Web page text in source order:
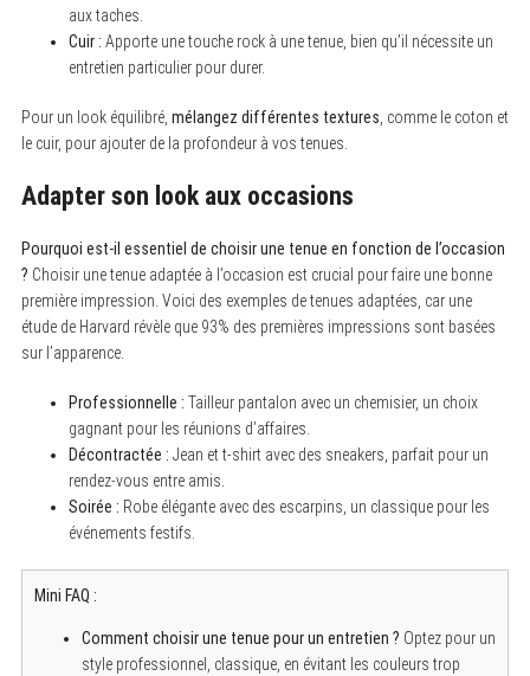
aux taches.
Cuir : Apporte une touche rock à une tenue, bien qu’il nécessite un
entretien particulier pour durer.
Pour un look équilibré, mélangez différentes textures , comme le coton et
le cuir, pour ajouter de la profondeur à vos tenues.
Adapter son look aux occasions
Pourquoi est-il essentiel de choisir une tenue en fonction de l’occasion
? Choisir une tenue adaptée à l’occasion est crucial pour faire une bonne
première impression. Voici des exemples de tenues adaptées, car une
étude de Harvard révèle que 93% des premières impressions sont basées
sur l’apparence.
Professionnelle : Tailleur pantalon avec un chemisier, un choix
gagnant pour les réunions d’affaires.
Décontractée : Jean et t-shirt avec des sneakers, parfait pour un
rendez-vous entre amis.
Soirée : Robe élégante avec des escarpins, un classique pour les
événements festifs.
Mini FAQ :
Comment choisir une tenue pour un entretien ? Optez pour un
style professionnel, classique, en évitant les couleurs trop